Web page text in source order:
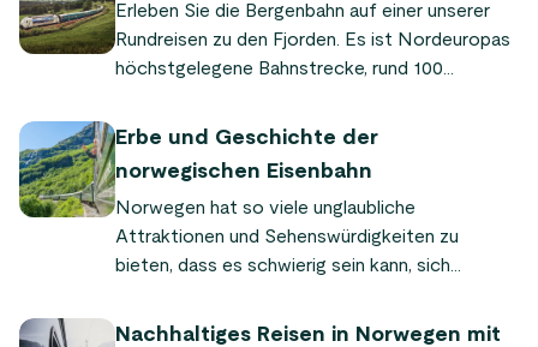
Rahmen der Tour Sognefjord in a Nutshell™
erlebt hat.
Erleben Sie die Bergenbahn auf einer unserer
Rundreisen zu den Fjorden. Es ist Nordeuropas
höchstgelegene Bahnstrecke, rund 100
Erbe und Geschichte der
norwegischen Eisenbahn
Norwegen hat so viele unglaubliche
Attraktionen und Sehenswürdigkeiten zu
bieten, dass es schwierig sein kann, sich
Glücklicherweise verfügt das Land über mehr
Nachhaltiges Reisen in Norwegen mit